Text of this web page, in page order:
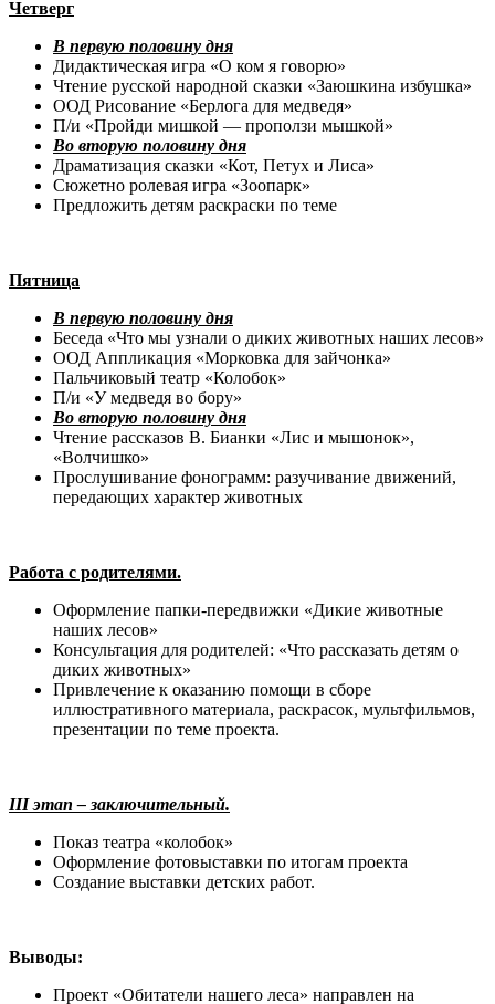
Четверг
В первую половину дня
Дидактическая игра «О ком я говорю»
Чтение русской народной сказки «Заюшкина избушка»
ООД Рисование «Берлога для медведя»
П/и «Пройди мишкой — проползи мышкой»
Во вторую половину дня
Драматизация сказки «Кот, Петух и Лиса»
Сюжетно ролевая игра «Зоопарк»
Предложить детям раскраски по теме
Пятница
В первую половину дня
Беседа «Что мы узнали о диких животных наших лесов»
ООД Аппликация «Морковка для зайчонка»
Пальчиковый театр «Колобок»
П/и «У медведя во бору»
Во вторую половину дня
Чтение рассказов В. Бианки «Лис и мышонок»,
«Волчишко»
Прослушивание фонограмм: разучивание движений,
передающих характер животных
Работа с родителями.
Оформление папки-передвижки «Дикие животные
наших лесов»
Консультация для родителей: «Что рассказать детям о
диких животных»
Привлечение к оказанию помощи в сборе
иллюстративного материала, раскрасок, мультфильмов,
презентации по теме проекта.
III этап – заключительный.
Показ театра «колобок»
Оформление фотовыставки по итогам проекта
Создание выставки детских работ.
Выводы:
Проект «Обитатели нашего леса» направлен на